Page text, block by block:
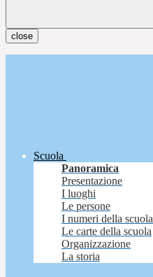
close
Scuola
Panoramica
Presentazione
I luoghi
Le persone
I numeri della scuola
Le carte della scuola
Organizzazione
La storia